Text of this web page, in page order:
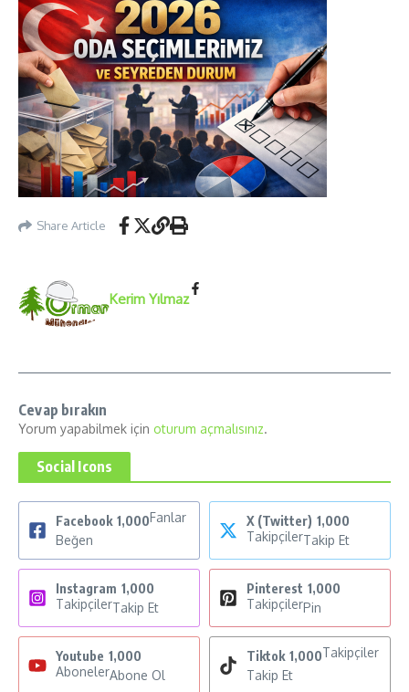
Share Article
Kerim Yılmaz
Cevap bırakın
Yorum yapabilmek için oturum açmalısınız.
Social Icons
Facebook 1,000Fanlar
Beğen
X (Twitter) 1,000
TakipçilerTakip Et
Instagram 1,000
TakipçilerTakip Et
Pinterest 1,000
TakipçilerPin
Youtube 1,000
AbonelerAbone Ol
Tiktok 1,000Takipçiler
Takip Et